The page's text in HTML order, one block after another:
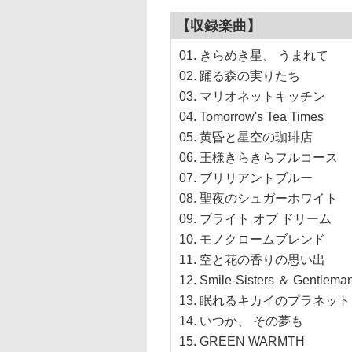
【収録楽曲】
01. きらめき星、 うまれて
02. 踊る森の実りたち
03. マリオネットキッチン
04. Tomorrow's Tea Times
05. 黄昏と星空の珈琲店
06. 王様きらきらフルコース
07. ブリリアントブルー
08. 聖夜のシュガーホワイト
09. ブライト オブ ドリーム
10. モノクロームブレンド
11. 空と花の香りの思い出
12. Smile-Sisters ＆
13. 眠れるキカイのプラネット
14. いつか、 その夢も
15. GREEN WARMTH